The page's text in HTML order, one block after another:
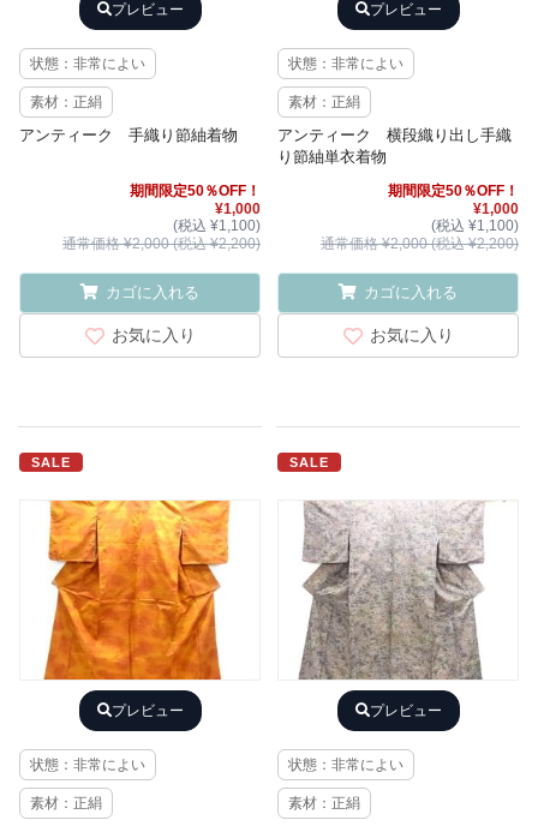
プレビュー
状態：非常によい
素材：正絹
アンティーク 手織り節紬着物
期間限定50％OFF！
¥1,000
(税込 ¥1,100)
通常価格 ¥2,000 (税込 ¥2,200)
カゴに入れる
お気に入り
プレビュー
状態：非常によい
素材：正絹
アンティーク 横段織り出し手織
り節紬単衣着物
期間限定50％OFF！
¥1,000
(税込 ¥1,100)
通常価格 ¥2,000 (税込 ¥2,200)
カゴに入れる
お気に入り
SALE
プレビュー
状態：非常によい
素材：正絹
SALE
プレビュー
状態：非常によい
素材：正絹